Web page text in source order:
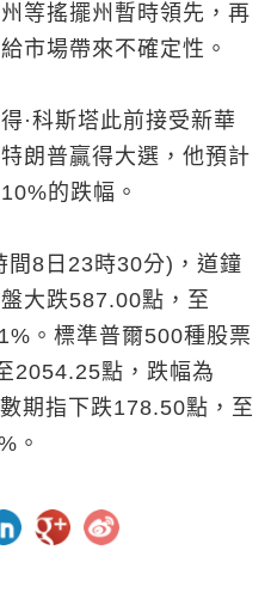
等搖擺州暫時領先，再
市場帶來不確定性。
·科斯塔此前接受新華
朗普贏得大選，他預計
的跌幅。
間8日23時30分)，道鐘
大跌587.00點，至
。標準普爾500種股票
2054.25點，跌幅為
期指下跌178.50點，至
。